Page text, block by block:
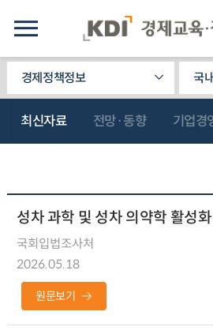
경제정책정보 국
최신자료 전망·동향 기업경
성차 과학 및 성차 의약학 활성
국회입법조사처
2026.05.18
원문보기